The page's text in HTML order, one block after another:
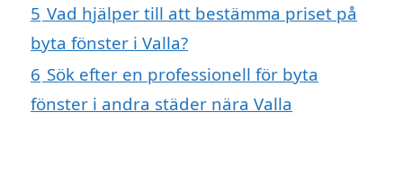
5 Vad hjälper till att bestämma priset på
byta fönster i Valla?
6 Sök efter en professionell för byta
fönster i andra städer nära Valla